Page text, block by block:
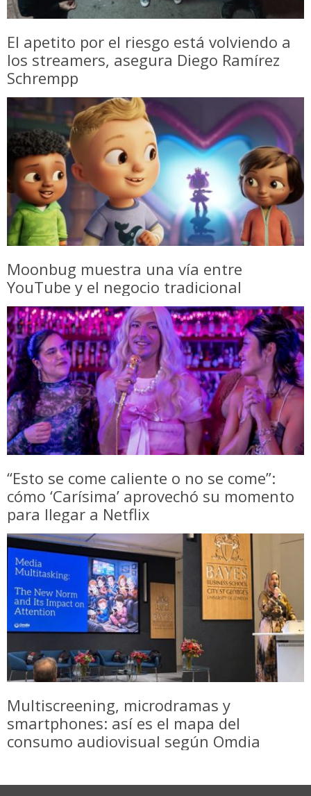
El apetito por el riesgo está volviendo a
los streamers, asegura Diego Ramírez
Schrempp
Moonbug muestra una vía entre
YouTube y el negocio tradicional
“Esto se come caliente o no se come”:
cómo ‘Carísima’ aprovechó su momento
para llegar a Netflix
Multiscreening, microdramas y
smartphones: así es el mapa del
consumo audiovisual según Omdia